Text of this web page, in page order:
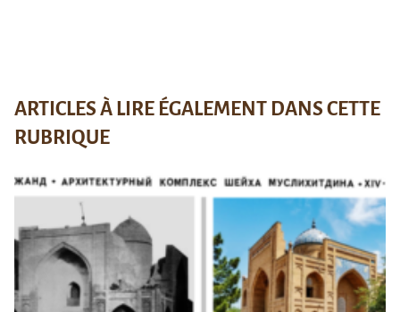
ARTICLES À LIRE ÉGALEMENT DANS CETTE
RUBRIQUE